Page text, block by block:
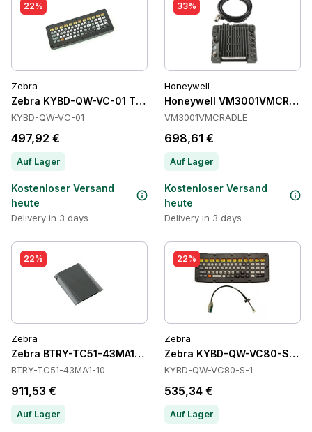
22%
Zebra
Zebra KYBD-QW-VC-01 Tastaturen
KYBD-QW-VC-01
497,92 €
Auf Lager
Kostenloser Versand
heute
Delivery in 3 days
33%
Honeywell
Honeywell
VM3001VMCRADLE
698,61 €
Auf Lager
Kostenloser Versand
heute
Delivery in 3 days
22%
Zebra
Zebra BTRY-TC51-43MA1-10 Batteries
BTRY-TC51-43MA1-10
911,53 €
Auf Lager
22%
Zebra
Zebra KYBD-QW-VC80-S-1
KYBD-QW-VC80-S-1
535,34 €
Auf Lager